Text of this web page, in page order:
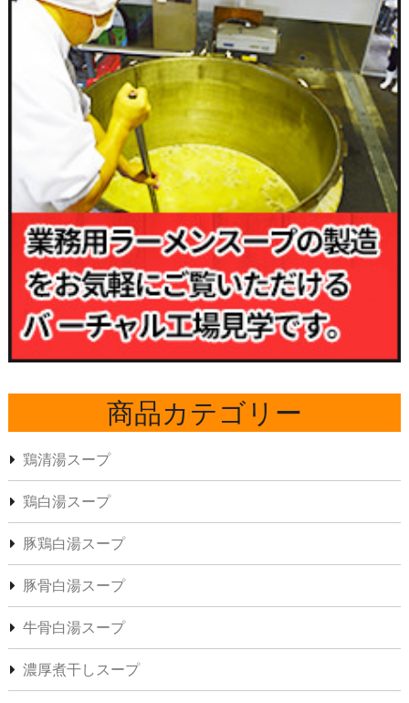
商品カテゴリー
鶏清湯スープ
鶏白湯スープ
豚鶏白湯スープ
豚骨白湯スープ
牛骨白湯スープ
濃厚煮干しスープ